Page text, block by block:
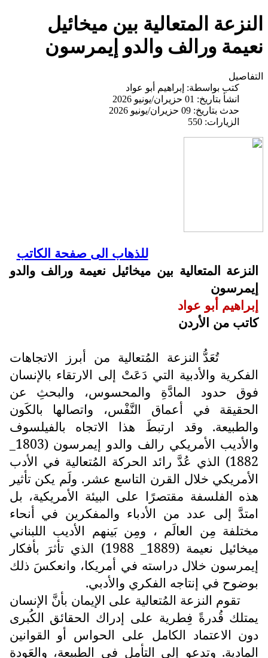
النزعة المتعالية بين ميخائيل
نعيمة ورالف والدو إيمرسون
التفاصيل
كتب بواسطة: إبراهيم أبو عواد
انشأ بتاريخ: 01 حزيران/يونيو 2026
حدث بتاريخ: 09 حزيران/يونيو 2026
الزيارات: 550
للذهاب الى صفحة الكاتب
النزعة المتعالية بين ميخائيل نعيمة ورالف والدو
إيمرسون
إبراهيم أبو عواد
كاتب من الأردن
تُعَدُّ النزعة المُتعالية من أبرز الاتجاهات
الفكرية والأدبية التي دَعَتْ إلى الارتقاء بالإنسان
فوق حدود المادَّةِ والمحسوس، والبحثِ عن
الحقيقة في أعماق النَّفْس، واتصالها بالكَون
والطبيعة. وقد ارتبطَ هذا الاتجاه بالفيلسوف
1882) الذي عُدَّ رائد الحركة المُتعالية في الأدب
الأمريكي خلال القرن التاسع عشر. ولَم يكن تأثير
هذه الفلسفة مقتصرًا على البيئة الأمريكية، بل
امتدَّ إلى عدد من الأدباء والمفكرين في أنحاء
مختلفة مِن العالَم ، ومِن بَينهم الأديب اللبناني
ميخائيل نعيمة (1889_ 1988) الذي تأثرَ بأفكار
إيمرسون خلال دراسته في أمريكا، وانعكسَ ذلك
بوضوح في إنتاجه الفكري والأدبي.
تقوم النزعة المُتعالية على الإيمان بأنَّ الإنسان
يمتلك قُدرةً فِطرية على إدراك الحقائق الكُبرى
دون الاعتماد الكامل على الحواس أو القوانين
المادية. وتدعو إلى التأمل في الطبيعة، والعَودةِ